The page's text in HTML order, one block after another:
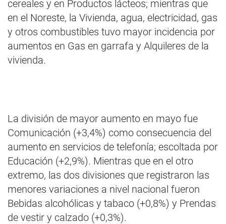
cereales y en Productos lácteos; mientras que
en el Noreste, la Vivienda, agua, electricidad, gas
y otros combustibles tuvo mayor incidencia por
aumentos en Gas en garrafa y Alquileres de la
vivienda.
La división de mayor aumento en mayo fue
Comunicación (+3,4%) como consecuencia del
aumento en servicios de telefonía; escoltada por
Educación (+2,9%). Mientras que en el otro
extremo, las dos divisiones que registraron las
menores variaciones a nivel nacional fueron
Bebidas alcohólicas y tabaco (+0,8%) y Prendas
de vestir y calzado (+0,3%).